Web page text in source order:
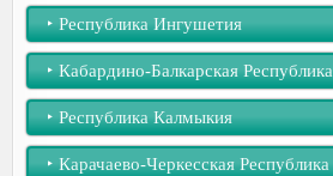
‣︎ Республика Ингушетия
‣︎ Кабардино-Балкарская Республика
‣︎ Республика Калмыкия
‣︎ Карачаево-Черкесская Республика